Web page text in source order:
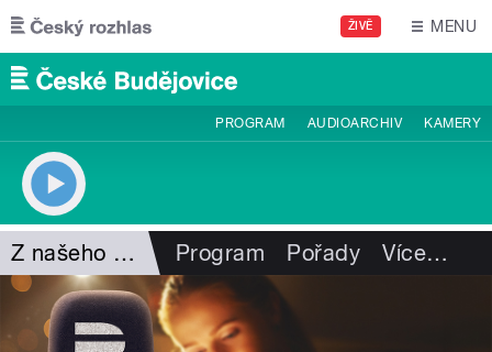
Přejít k hlavnímu obsahu
ŽIVĚ MENU
PROGRAM AUDIOARCHIV KAMERY
Z našeho vysílání Program Pořady Více…